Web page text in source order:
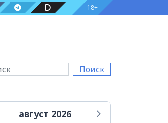
18+
Поиск
август 2026